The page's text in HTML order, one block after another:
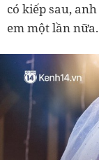
có kiếp sau,
em một lần